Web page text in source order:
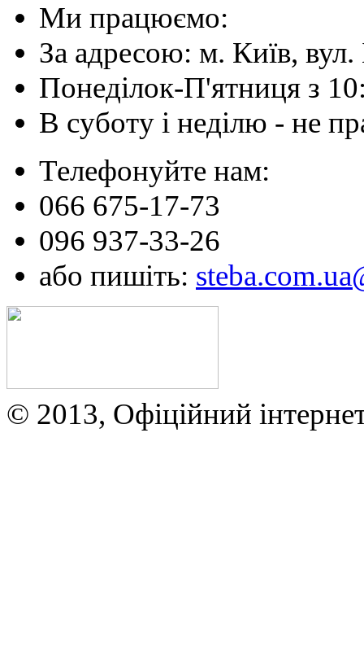
Ми працюємо:
За адресою: м. Київ, вул.
Понеділок-П'ятниця з
В суботу і неділю - не
Телефонуйте нам:
066 675-17-73
096 937-33-26
або пишіть:
© 2013, Офіційний